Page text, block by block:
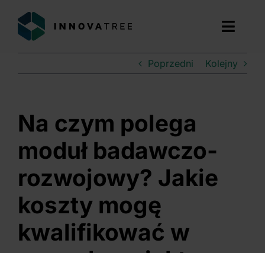
zawartości
ZNAJDŹ DOTACJE
O NAS
DOŚWIADCZENIE
BLOG
BEZPŁATNA KONSULTACJA
Poprzedni Kolejny
Na czym polega
moduł badawczo-
rozwojowy? Jakie
koszty mogę
kwalifikować w